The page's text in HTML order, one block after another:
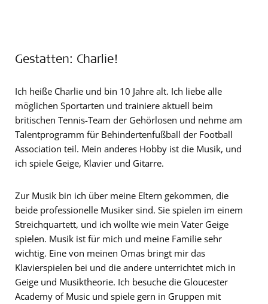
Gestatten: Charlie!
Ich heiße Charlie und bin 10 Jahre alt. Ich liebe alle
möglichen Sportarten und trainiere aktuell beim
britischen Tennis-Team der Gehörlosen und nehme am
Talentprogramm für Behindertenfußball der Football
Association teil. Mein anderes Hobby ist die Musik, und
ich spiele Geige, Klavier und Gitarre.
Zur Musik bin ich über meine Eltern gekommen, die
beide professionelle Musiker sind. Sie spielen im einem
Streichquartett, und ich wollte wie mein Vater Geige
spielen. Musik ist für mich und meine Familie sehr
wichtig. Eine von meinen Omas bringt mir das
Klavierspielen bei und die andere unterrichtet mich in
Geige und Musiktheorie. Ich besuche die Gloucester
Academy of Music und spiele gern in Gruppen mit